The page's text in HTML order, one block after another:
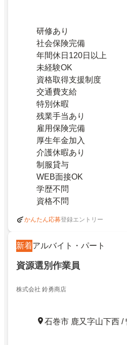
研修あり
社会保険完備
年間休日120日以上
未経験OK
資格取得支援制度
交通費支給
特別休暇
残業手当あり
雇用保険完備
厚生年金加入
介護休暇あり
制服貸与
WEB面接OK
学歴不問
資格不問
かんたん応募登録エントリー
新着アルバイト・パート
資源選別作業員
株式会社 鈴勇商店
石巻市 鹿又字山下西 /